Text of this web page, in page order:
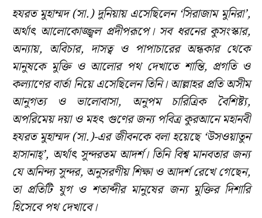
হযরত মুহাম্মদ (সা.) দুনিয়ায় এসেছিলেন ‘সিরাজাম মুনিরা’,
অর্থাৎ আলোকোজ্জ্বল প্রদীপরূপে। সব ধরনের কুসংস্কার,
অন্যায়, অবিচার, দাসত্ব ও পাপাচারের অন্ধকার থেকে
মানুষকে মুক্তি ও আলোর পথ দেখাতে শান্তি, প্রগতি ও
কল্যাণের বার্তা নিয়ে এসেছিলেন তিনি। আল্লাহর প্রতি অসীম
আনুগত্য ও ভালোবাসা, অনুপম চারিত্রিক বৈশিষ্ট্য,
অপরিমেয় দয়া ও মহৎ গুণের জন্য পবিত্র কুরআনে মহানবী
হযরত মুহাম্মদ (সা.)-এর জীবনকে বলা হয়েছে ‘উসওয়াতুন
হাসানাহ্’, অর্থাৎ সুন্দরতম আদর্শ। তিনি বিশ্ব মানবতার জন্য
যে অনিন্দ্য সুন্দর, অনুসরণীয় শিক্ষা ও আদর্শ রেখে গেছেন,
তা প্রতিটি যুগ ও শতাব্দীর মানুষের জন্য মুক্তির দিশারি
হিসেবে পথ দেখাবে।